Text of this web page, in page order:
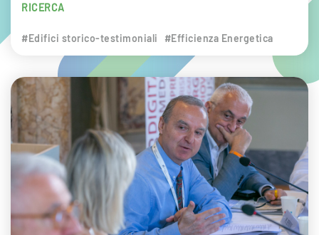
RICERCA
#Edifici storico-testimoniali #Efficienza Energetica